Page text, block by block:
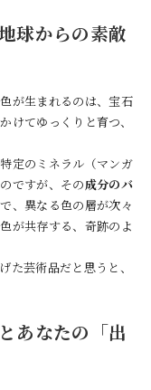
球からの素敵
が生まれるのは、宝石
けてゆっくりと育つ、
定のミネラル（マンガ
ですが、その成分のバ
、異なる色の層が次々
が共存する、奇跡のよ
た芸術品だと思うと、
あなたの「出